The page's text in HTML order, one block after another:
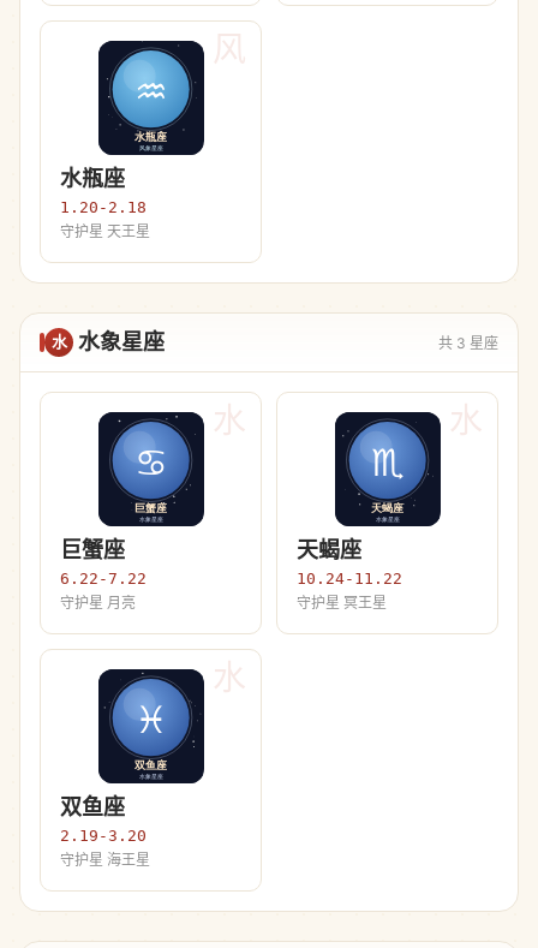
风
水瓶座
1.20-2.18
守护星 天王星
水 水象星座 共 3 星座
水
巨蟹座
6.22-7.22
守护星 月亮
水
天蝎座
10.24-11.22
守护星 冥王星
水
双鱼座
2.19-3.20
守护星 海王星